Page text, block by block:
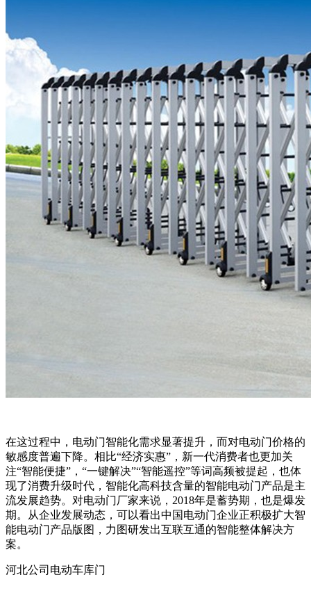
在这过程中，电动门智能化需求显著提升，而对电动门价格的
敏感度普遍下降。相比“经济实惠”，新一代消费者也更加关
注“智能便捷”，“一键解决”“智能遥控”等词高频被提起，也体
现了消费升级时代，智能化高科技含量的智能电动门产品是主
流发展趋势。对电动门厂家来说，2018年是蓄势期，也是爆发
期。从企业发展动态，可以看出中国电动门企业正积极扩大智
能电动门产品版图，力图研发出互联互通的智能整体解决方
案。
河北公司电动车库门